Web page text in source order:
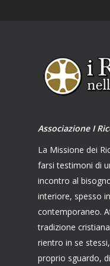
Associazione I
La Missione dei
farsi testimoni di
incontro al
interiore, spesso
contemporaneo.
tradizione
rientro in se
proprio sguardo,